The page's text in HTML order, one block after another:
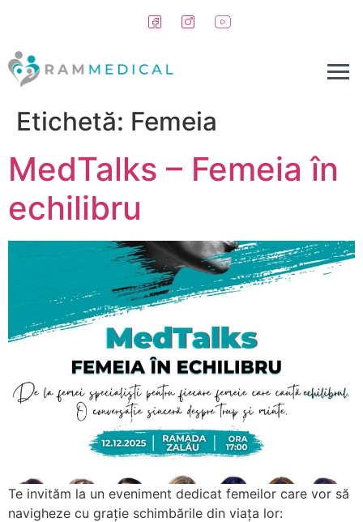
Etichetă: Femeia
MedTalks – Femeia în
echilibru
Te invităm la un eveniment dedicat femeilor care vor să
navigheze cu grație schimbările din viața lor: